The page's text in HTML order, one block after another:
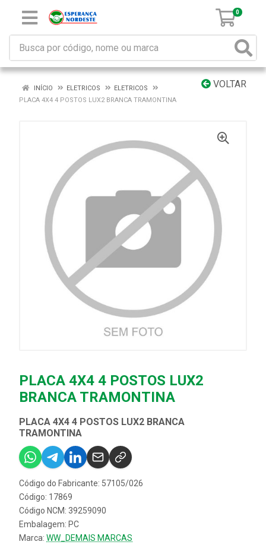
0
VOLTAR
INÍCIO ELETRICOS
ELETRICOS
PLACA 4X4 4 POSTOS LUX2 BRANCA TRAMONTINA
PLACA 4X4 4 POSTOS LUX2
BRANCA TRAMONTINA
PLACA 4X4 4 POSTOS LUX2 BRANCA
TRAMONTINA
Código do Fabricante: 57105/026
Código: 17869
Código NCM: 39259090
Embalagem: PC
Marca: WW_DEMAIS MARCAS